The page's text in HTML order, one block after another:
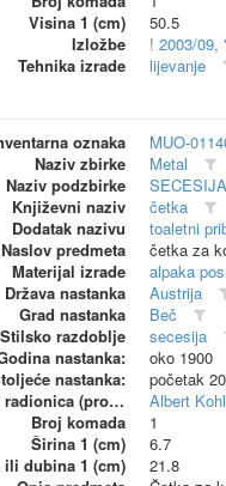
Visina 1 (cm)
50.5
Izložbe
! 2003/09,
Tehnika izrade
lijevanje
oznaka
MUO-
Naziv zbirke
Metal
Naziv podzbirke
SECESIJA
Književni naziv
četka
Dodatak nazivu
toaletni
Naslov predmeta
četka za
Materijal izrade
alpaka
Država nastanka
Austrija
Grad nastanka
Beč
Stilsko razdoblje
secesija
nastanka:
oko 1900
nastanka:
početak 20
Autorska radionica (proizvođač)
Albert
Broj komada
1
Širina 1 (cm)
6.7
ili dubina 1 (cm)
21.8